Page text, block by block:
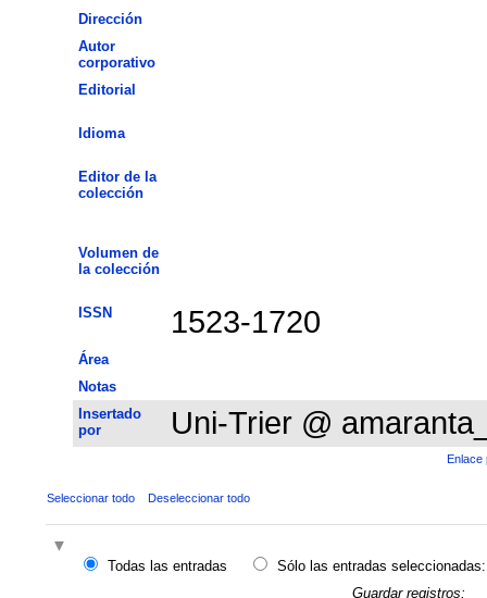
Dirección
Autor
corporativo
Editorial
Idioma
Editor de la
colección
Volumen de
la colección
ISSN 1523-1720
Área
Notas
Insertado
por
Uni-Trier @
Enlace
Seleccionar todo Deseleccionar todo
Todas las entradas
Sólo las entradas seleccionadas:
Guardar registros: